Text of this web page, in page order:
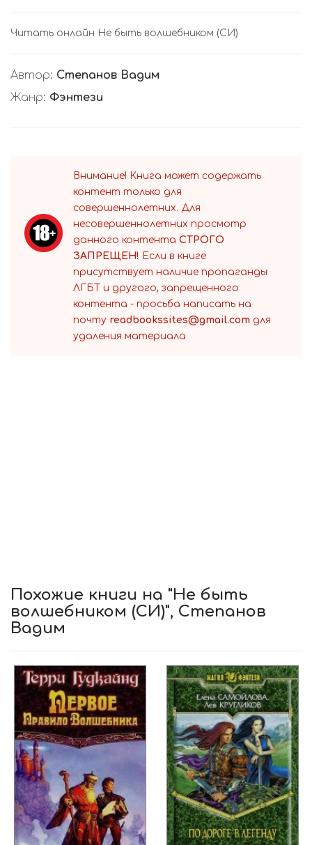
Читать онлайн Не быть волшебником (СИ)
Автор: Степанов Вадим
Жанр: Фэнтези
Внимание! Книга может содержать
контент только для
совершеннолетних. Для
несовершеннолетних просмотр
данного контента СТРОГО
ЗАПРЕЩЕН! Если в книге
присутствует наличие пропаганды
ЛГБТ и другого, запрещенного
контента - просьба написать на
почту readbookssites@gmail.com для
удаления материала
Похожие книги на "Не быть
волшебником (СИ)", Степанов
Вадим